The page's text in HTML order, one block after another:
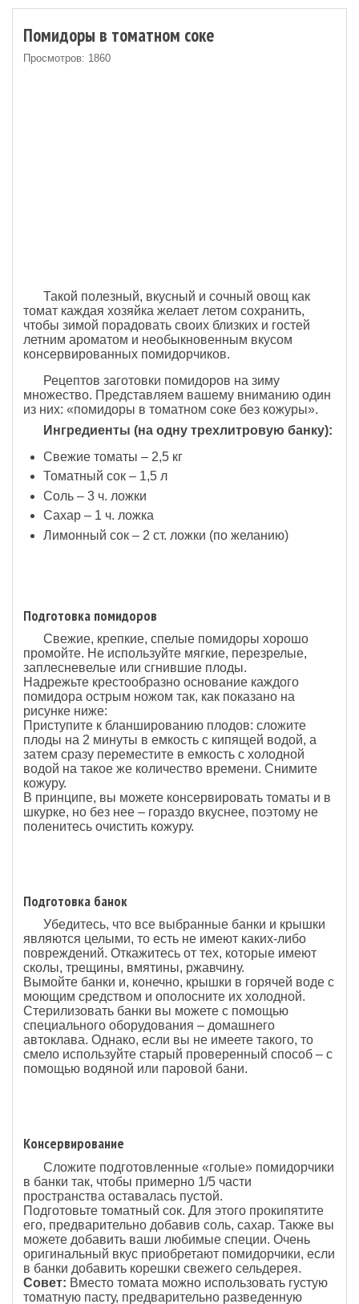
Помидоры в томатном соке
Просмотров: 1860
Такой полезный, вкусный и сочный овощ как
томат каждая хозяйка желает летом сохранить,
чтобы зимой порадовать своих близких и гостей
летним ароматом и необыкновенным вкусом
консервированных помидорчиков.
Рецептов заготовки помидоров на зиму
множество. Представляем вашему вниманию один
из них: «помидоры в томатном соке без кожуры».
Ингредиенты (на одну трехлитровую банку):
Свежие томаты – 2,5 кг
Томатный сок – 1,5 л
Соль – 3 ч. ложки
Сахар – 1 ч. ложка
Лимонный сок – 2 ст. ложки (по желанию)
Подготовка помидоров
Свежие, крепкие, спелые помидоры хорошо
промойте. Не используйте мягкие, перезрелые,
заплесневелые или сгнившие плоды.
Надрежьте крестообразно основание каждого
помидора острым ножом так, как показано на
рисунке ниже:
Приступите к бланшированию плодов: сложите
плоды на 2 минуты в емкость с кипящей водой, а
затем сразу переместите в емкость с холодной
водой на такое же количество времени. Снимите
кожуру.
В принципе, вы можете консервировать томаты и в
шкурке, но без нее – гораздо вкуснее, поэтому не
поленитесь очистить кожуру.
Подготовка банок
Убедитесь, что все выбранные банки и крышки
являются целыми, то есть не имеют каких-либо
повреждений. Откажитесь от тех, которые имеют
сколы, трещины, вмятины, ржавчину.
Вымойте банки и, конечно, крышки в горячей воде с
моющим средством и ополосните их холодной.
Стерилизовать банки вы можете с помощью
специального оборудования – домашнего
автоклава. Однако, если вы не имеете такого, то
смело используйте старый проверенный способ – с
помощью водяной или паровой бани.
Консервирование
Сложите подготовленные «голые» помидорчики
в банки так, чтобы примерно 1/5 части
пространства оставалась пустой.
Подготовьте томатный сок. Для этого прокипятите
его, предварительно добавив соль, сахар. Также вы
можете добавить ваши любимые специи. Очень
оригинальный вкус приобретают помидорчики, если
в банки добавить корешки свежего сельдерея.
Совет: Вместо томата можно использовать густую
томатную пасту, предварительно разведенную